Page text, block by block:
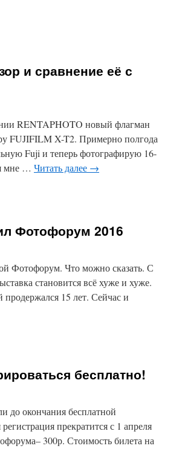
и сравнение её с
RENTAPHOTO новый флагман
FUJIFILM X-T2. Примерно полгода
Fuji и теперь фотографирую 16-
мне … Читать далее →
Фотофорум 2016
Фотофорум. Что можно сказать. С
становится всё хуже и хуже.
продержался 15 лет. Сейчас и
бесплатно!
до окончания бесплатной
прекратится с 1 апреля
300р. Стоимость билета на